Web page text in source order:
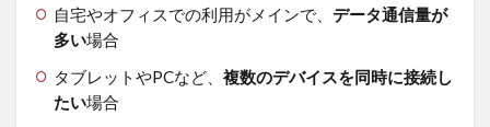
自宅やオフィスでの利用がメインで、 データ通信量が
多い場合
タブレットやPCなど、 複数のデバイスを同時に接続し
たい場合